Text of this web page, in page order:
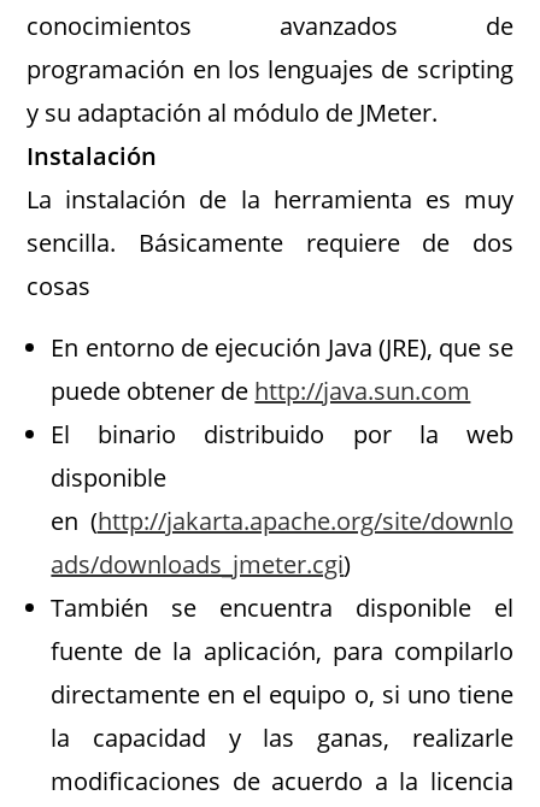
conocimientos avanzados de
programación en los lenguajes de scripting
y su adaptación al módulo de JMeter.
Instalación
La instalación de la herramienta es muy
sencilla. Básicamente requiere de dos
cosas
En entorno de ejecución Java (JRE), que se
puede obtener de http://java.sun.com
El binario distribuido por la web
disponible
en (http://jakarta.apache.org/site/downlo
ads/downloads_jmeter.cgi)
También se encuentra disponible el
fuente de la aplicación, para compilarlo
directamente en el equipo o, si uno tiene
la capacidad y las ganas, realizarle
modificaciones de acuerdo a la licencia